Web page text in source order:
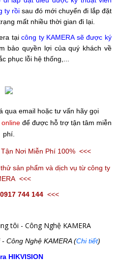
ty rồi sau đó mới chuyển đi lắp đặt
mất nhiều thời gian đi lại.
tạicông ty KAMERA sẽ được ký
bảo quyền lợi của quý khách về
phục lỗi hệ thống,...
qua email hoặc tư vấn hãy gọi
để được hỗ trợ tận tâm miễn
phí.
Nơi Miễn Phí 100% <<<
sản phẩm và dịch vụ từ công ty
<<<
0917 744 144 <<<
Công Nghệ KAMERA (Chi tiết)
HIKVISION